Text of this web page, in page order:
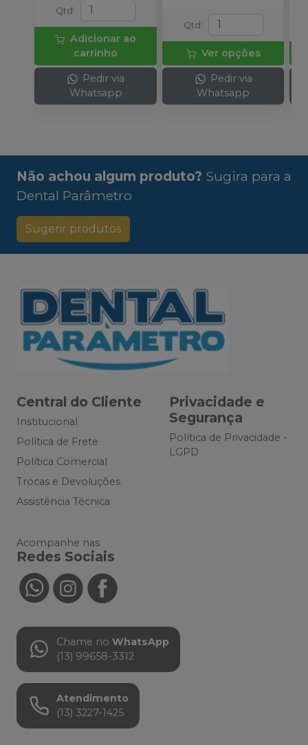
Qtd :
Adicionar ao
carrinho
Pedir via
Whatsapp
Qtd :
Ver opções
Pedir via
Whatsapp
Não achou algum produto? Sugira para a
Dental Parâmetro
Sugerir produtos
Central do Cliente
Institucional
Política de Frete
Política Comercial
Trocas e Devoluções
Assistência Técnica
Privacidade e
Segurança
Política de Privacidade -
LGPD
Acompanhe nas
Redes Sociais
Chame no WhatsApp
(13) 99658-3312
Atendimento
(13) 3227-1425